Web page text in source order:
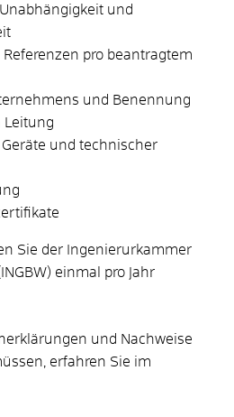
und
pro beantragtem
und Benennung
Leitung
und technischer
Sie der Ingenierurkammer
einmal pro Jahr
und Nachweise
erfahren Sie im